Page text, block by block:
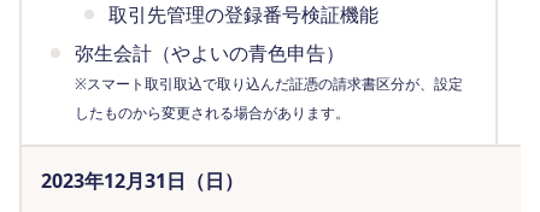
取引先管理の登録番号検証機能
弥生会計（やよいの青色申告）
※スマート取引取込で取り込んだ証憑の請求書区分が、設定
したものから変更される場合があります。
2023年12月31日（日）